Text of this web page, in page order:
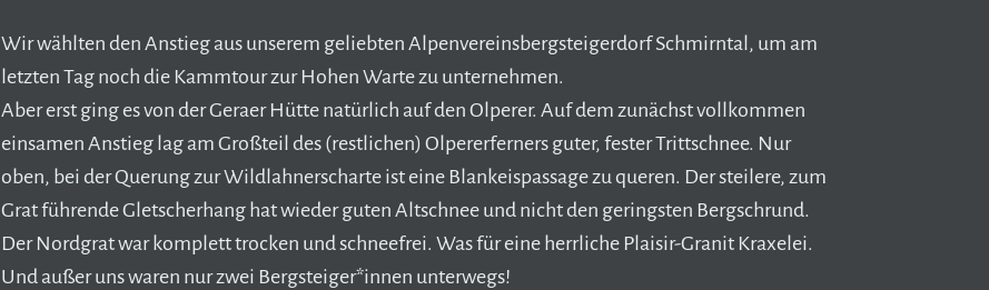
Wir wählten den Anstieg aus unserem geliebten Alpenvereinsbergsteigerdorf Schmirntal, um am
letzten Tag noch die Kammtour zur Hohen Warte zu unternehmen.
Aber erst ging es von der Geraer Hütte natürlich auf den Olperer. Auf dem zunächst vollkommen
einsamen Anstieg lag am Großteil des (restlichen) Olpererferners guter, fester Trittschnee. Nur
oben, bei der Querung zur Wildlahnerscharte ist eine Blankeispassage zu queren. Der steilere, zum
Grat führende Gletscherhang hat wieder guten Altschnee und nicht den geringsten Bergschrund.
Der Nordgrat war komplett trocken und schneefrei. Was für eine herrliche Plaisir-Granit Kraxelei.
Und außer uns waren nur zwei Bergsteiger*innen unterwegs!